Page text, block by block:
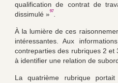
qualification de contrat de
dissimulé »97
À la lumière de ces
intéressantes. Aux
contreparties des rubriques 2 et
à identifier une relation de
La quatrième rubrique